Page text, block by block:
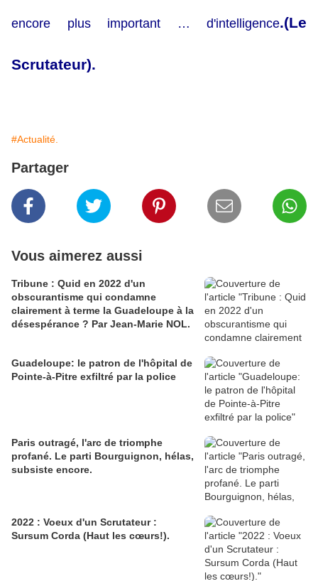
encore plus important … d'intelligence.(Le
Scrutateur).
#Actualité.
Partager
Vous aimerez aussi
Tribune : Quid en 2022 d'un
obscurantisme qui condamne
clairement à terme la Guadeloupe à la
désespérance ? Par Jean-Marie NOL.
Guadeloupe: le patron de l'hôpital de
Pointe-à-Pitre exfiltré par la police
Paris outragé, l'arc de triomphe
profané. Le parti Bourguignon, hélas,
subsiste encore.
2022 : Voeux d'un Scrutateur :
Sursum Corda (Haut les cœurs!).